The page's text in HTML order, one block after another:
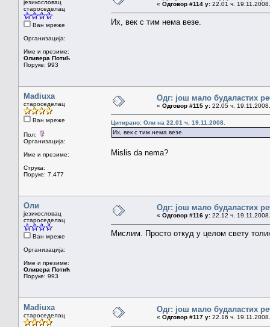
језикословац
староседелац
Ван мреже
Организација:
Име и презиме:
Оливера Потић
Поруке: 993
« Одговор #114 у: 22.01 ч.
Их, век с тим нема везе.
Madiuxa
староседелац
Ван мреже
Пол:
Организација:
Име и презиме:
Струка:
Поруке: 7.477
Одг: још мало будаластих
« Одговор #115 у: 22.05 ч.
Цитирано: Оли на 22.01 ч. 19.11.2008.
Их, век с тим нема везе.
Mislis da nema?
Оли
језикословац
староседелац
Ван мреже
Организација:
Име и презиме:
Оливера Потић
Поруке: 993
Одг: још мало будаластих
« Одговор #116 у: 22.12 ч.
Мислим. Просто откуд у целом свету
Madiuxa
староседелац
Одг: још мало будаластих
« Одговор #117 у: 22.16 ч.